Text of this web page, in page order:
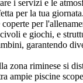
i servizi e le
per la tua
per
e giochi, e
garantendo
zona riminese si
ampie piscine